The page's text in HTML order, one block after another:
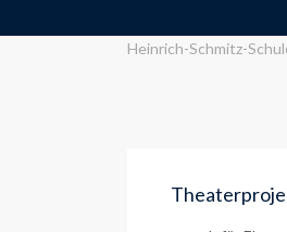
Heinrich-Schmitz-